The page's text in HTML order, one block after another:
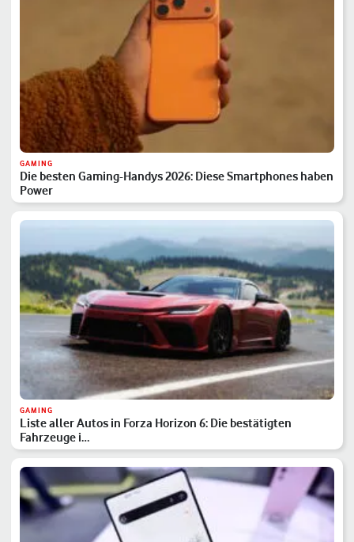
GAMING
Die besten Gaming-Handys 2026: Diese Smartphones haben
Power
GAMING
Liste aller Autos in Forza Horizon 6: Die bestätigten
Fahrzeuge i…